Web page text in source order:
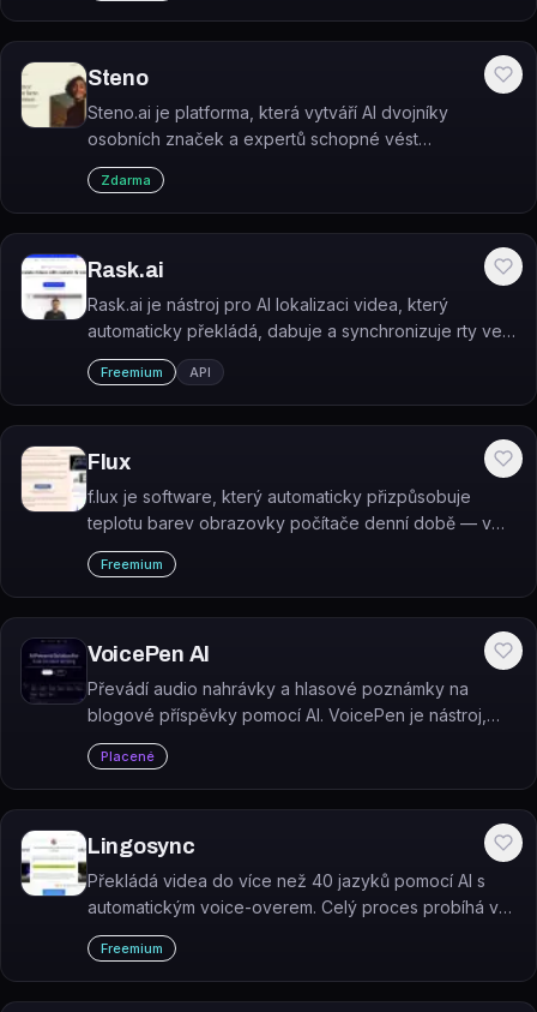
Steno
Steno.ai je platforma, která vytváří AI dvojníky
osobních značek a expertů schopné vést
konverzace v hlase a stylu originálního autora.
Zdarma
Rask.ai
Rask.ai je nástroj pro AI lokalizaci videa, který
automaticky překládá, dabuje a synchronizuje rty ve
videích do 130+ jazyků.
Freemium API
Flux
f.lux je software, který automaticky přizpůsobuje
teplotu barev obrazovky počítače denní době — v
noci ji otepluje, přes den simuluje sluneční světlo.
Freemium
VoicePen AI
Převádí audio nahrávky a hlasové poznámky na
blogové příspěvky pomocí AI. VoicePen je nástroj,
který automaticky přepisuje a transformuje podcasty,
webináře nebo výukové materiály do textového
formátu vhodného k publikaci.
Placené
Lingosync
Překládá videa do více než 40 jazyků pomocí AI s
automatickým voice-overem. Celý proces probíhá ve
třech krocích: nahrání videa, výběr jazyka a stažení
přeloženého výsledku.
Freemium